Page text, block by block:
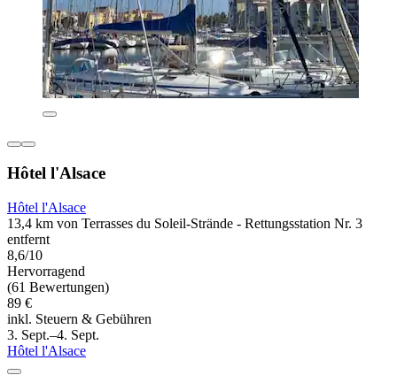
Hôtel l'Alsace
Hôtel l'Alsace
13,4 km von Terrasses du Soleil-Strände - Rettungsstation Nr. 3
entfernt
8,6/10
Hervorragend
(61 Bewertungen)
89 €
inkl. Steuern & Gebühren
3. Sept.–4. Sept.
Hôtel l'Alsace